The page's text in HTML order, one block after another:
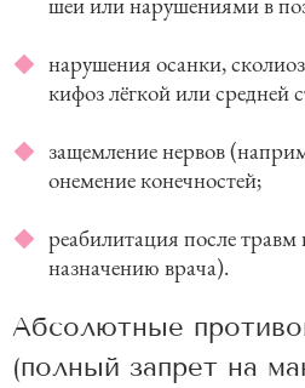
нарушения осанки,
кифоз лёгкой или средней
защемление нервов
онемение конечностей;
реабилитация после
назначению врача).
Абсолютные
(полный запрет на